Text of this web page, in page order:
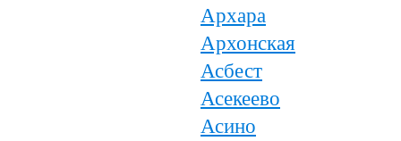
Архара
Архонская
Асбест
Асекеево
Асино